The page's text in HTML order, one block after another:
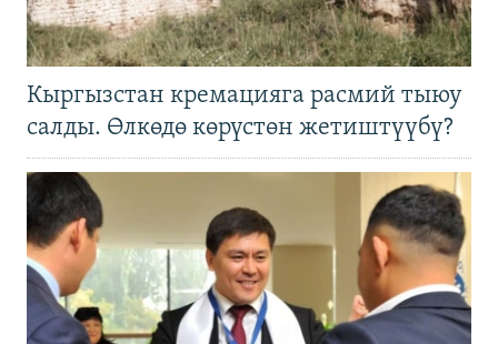
Кыргызстан кремацияга расмий тыюу
салды. Өлкөдө көрүстөн жетиштүүбү?